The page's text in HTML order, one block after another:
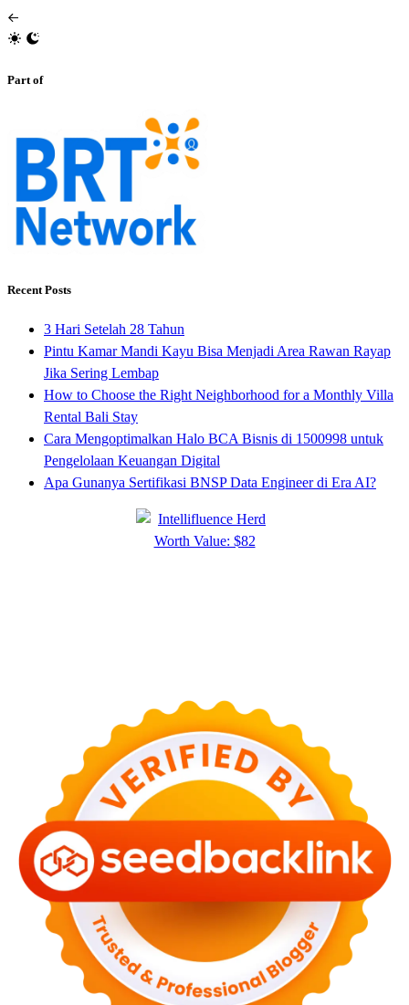
Part of
Recent Posts
3 Hari Setelah 28 Tahun
Pintu Kamar Mandi Kayu Bisa Menjadi Area Rawan Rayap
Jika Sering Lembap
How to Choose the Right Neighborhood for a Monthly Villa
Rental Bali Stay
Cara Mengoptimalkan Halo BCA Bisnis di 1500998 untuk
Pengelolaan Keuangan Digital
Apa Gunanya Sertifikasi BNSP Data Engineer di Era AI?